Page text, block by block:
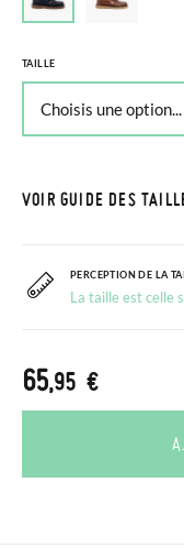
TAILLE
VOIR GUIDE DES
PERCEPTION DE LA
La taille est celle
65,95 €